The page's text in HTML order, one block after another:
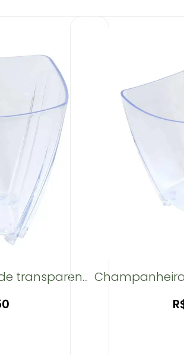
transparen... Champanheira